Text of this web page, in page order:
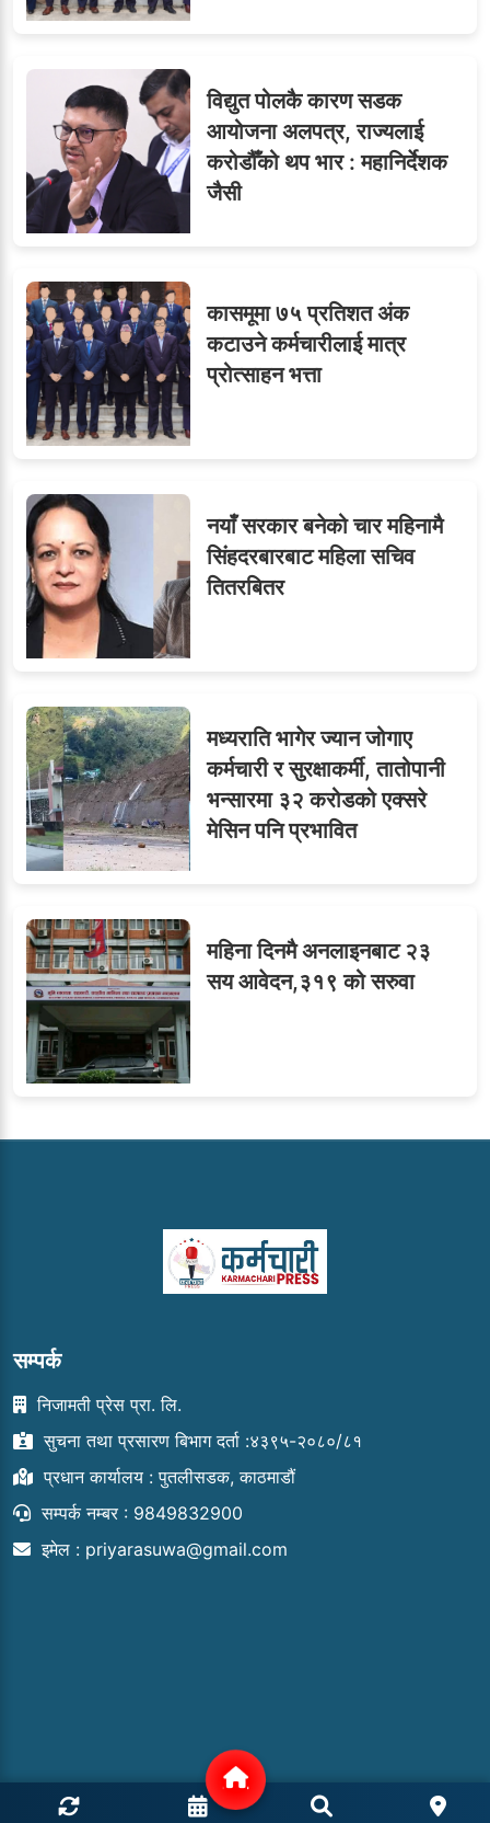
विद्युत पोलकै कारण सडक
आयोजना अलपत्र, राज्यलाई
करोडौँको थप भार : महानिर्देशक
जैसी
कासमूमा ७५ प्रतिशत अंक
कटाउने कर्मचारीलाई मात्र
प्रोत्साहन भत्ता
नयाँ सरकार बनेको चार महिनामै
सिंहदरबारबाट महिला सचिव
तितरबितर
मध्यराति भागेर ज्यान जोगाए
कर्मचारी र सुरक्षाकर्मी, तातोपानी
भन्सारमा ३२ करोडको एक्सरे
मेसिन पनि प्रभावित
महिना दिनमै अनलाइनबाट २३
सय आवेदन,३१९ को सरुवा
सम्पर्क
निजामती प्रेस प्रा. लि.
सुचना तथा प्रसारण बिभाग दर्ता :४३९५-२०८०/८१
प्रधान कार्यालय : पुतलीसडक, काठमाडौं
सम्पर्क नम्बर : 9849832900
इमेल : priyarasuwa@gmail.com